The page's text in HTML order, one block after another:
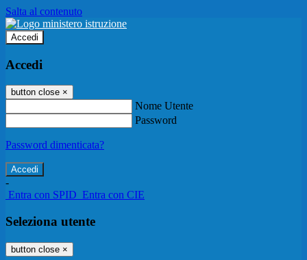
Salta al contenuto
Accedi
Accedi
button close ×
Nome Utente
Password
Password dimenticata?
-
Entra con SPID Entra con CIE
Seleziona utente
button close ×